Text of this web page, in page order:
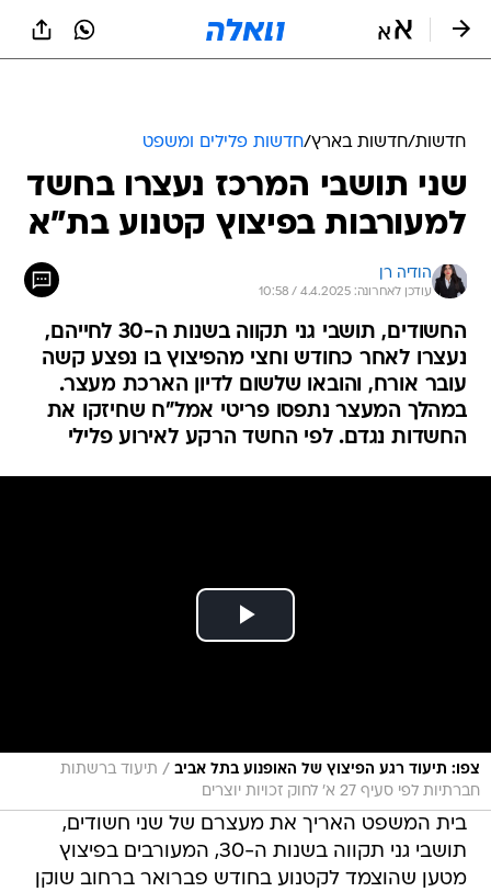
חדשות/חדשות בארץ/חדשות פלילים ומשפט
שני תושבי המרכז נעצרו בחשד
למעורבות בפיצוץ קטנוע בת"א
הודיה רן
עודכן לאחרונה: 4.4.2025 / 10:58
החשודים, תושבי גני תקווה בשנות ה-30 לחייהם,
נעצרו לאחר כחודש וחצי מהפיצוץ בו נפצע קשה
עובר אורח, והובאו שלשום לדיון הארכת מעצר.
במהלך המעצר נתפסו פריטי אמל"ח שחיזקו את
החשדות נגדם. לפי החשד הרקע לאירוע פלילי
צפו: תיעוד רגע הפיצוץ של האופנוע בתל אביב / תיעוד ברשתות
חברתיות לפי סעיף 27 א' לחוק זכויות יוצרים
בית המשפט האריך את מעצרם של שני חשודים,
תושבי גני תקווה בשנות ה-30, המעורבים בפיצוץ
מטען שהוצמד לקטנוע בחודש פברואר ברחוב שוקן